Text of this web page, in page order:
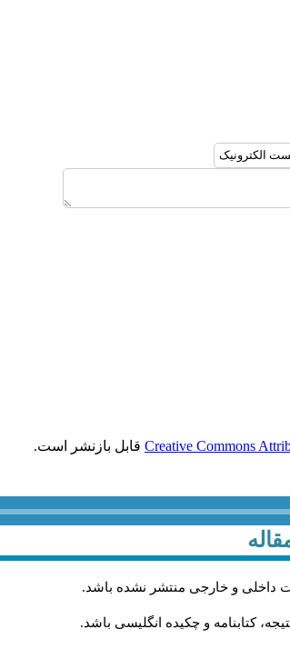
Creative Commons قابل بازنشر است.
داخلی و خارجی منتشر نشده باشد.
کتابنامه و چکیده انگلیسی باشد.